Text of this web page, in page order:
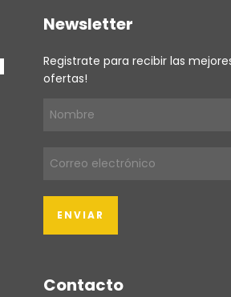
Newsletter
Registrate para recibir las
ofertas!
Contacto